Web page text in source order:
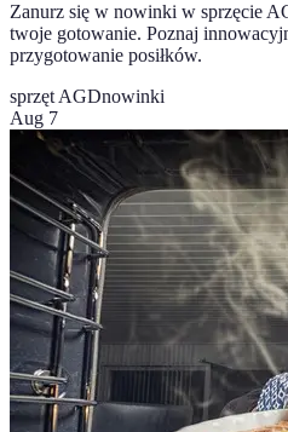
Zanurz się w nowinki w sprzęcie
twoje gotowanie. Poznaj
przygotowanie posiłków.
sprzęt AGDnowinki
Aug 7